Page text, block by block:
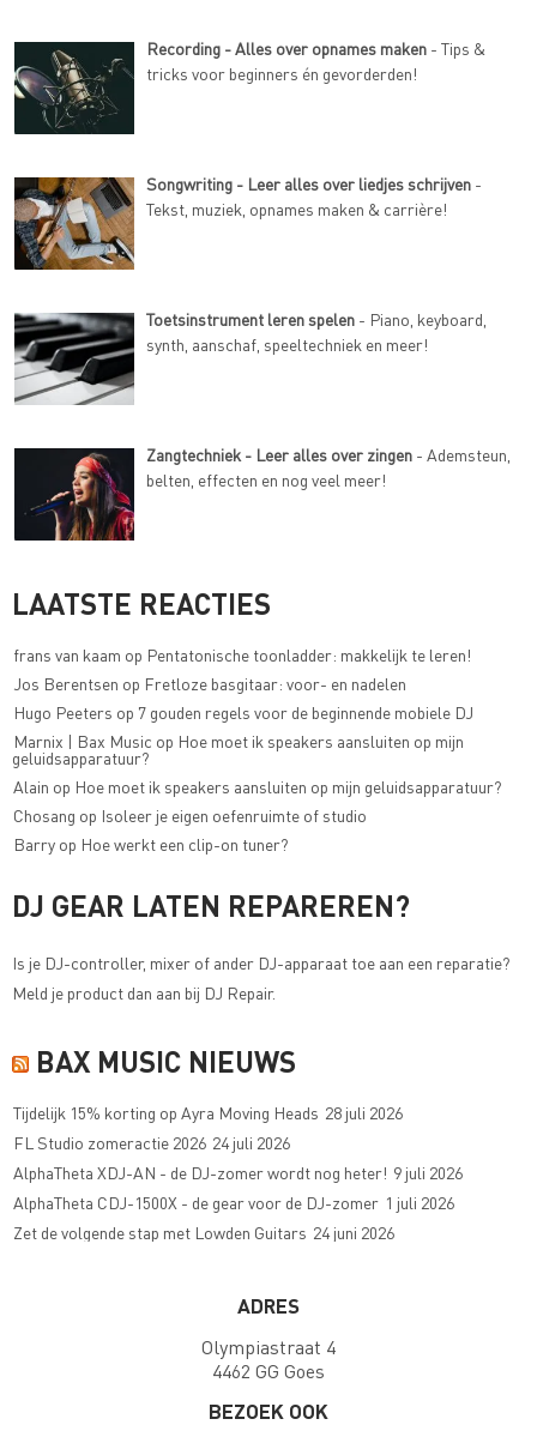
Recording - Alles over opnames maken - Tips &
tricks voor beginners én gevorderden!
Songwriting - Leer alles over liedjes schrijven -
Tekst, muziek, opnames maken & carrière!
Toetsinstrument leren spelen - Piano, keyboard,
synth, aanschaf, speeltechniek en meer!
Zangtechniek - Leer alles over zingen - Ademsteun,
belten, effecten en nog veel meer!
LAATSTE REACTIES
frans van kaam op Pentatonische toonladder: makkelijk te leren!
Jos Berentsen op Fretloze basgitaar: voor- en nadelen
Hugo Peeters op 7 gouden regels voor de beginnende mobiele DJ
Marnix | Bax Music op Hoe moet ik speakers aansluiten op mijn
geluidsapparatuur?
Alain op Hoe moet ik speakers aansluiten op mijn geluidsapparatuur?
Chosang op Isoleer je eigen oefenruimte of studio
Barry op Hoe werkt een clip-on tuner?
DJ GEAR LATEN REPAREREN?
Is je DJ-controller, mixer of ander DJ-apparaat toe aan een reparatie?
Meld je product dan aan bij DJ Repair.
BAX MUSIC NIEUWS
Tijdelijk 15% korting op Ayra Moving Heads 28 juli 2026
FL Studio zomeractie 2026 24 juli 2026
AlphaTheta XDJ-AN - de DJ-zomer wordt nog heter! 9 juli 2026
AlphaTheta CDJ-1500X - de gear voor de DJ-zomer 1 juli 2026
Zet de volgende stap met Lowden Guitars 24 juni 2026
ADRES
Olympiastraat 4
4462 GG Goes
BEZOEK OOK